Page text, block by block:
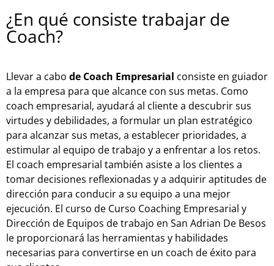
¿En qué consiste trabajar de
Coach?
Llevar a cabo de Coach Empresarial consiste en guiador
a la empresa para que alcance con sus metas. Como
coach empresarial, ayudará al cliente a descubrir sus
virtudes y debilidades, a formular un plan estratégico
para alcanzar sus metas, a establecer prioridades, a
estimular al equipo de trabajo y a enfrentar a los retos.
El coach empresarial también asiste a los clientes a
tomar decisiones reflexionadas y a adquirir aptitudes de
dirección para conducir a su equipo a una mejor
ejecución. El curso de Curso Coaching Empresarial y
Dirección de Equipos de trabajo en San Adrian De Besos
le proporcionará las herramientas y habilidades
necesarias para convertirse en un coach de éxito para